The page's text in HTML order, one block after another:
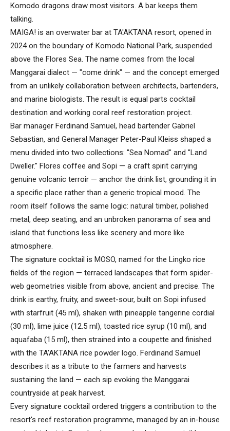
Komodo dragons draw most visitors. A bar keeps them
talking.
MAIGA! is an overwater bar at TA'AKTANA resort, opened in
2024 on the boundary of Komodo National Park, suspended
above the Flores Sea. The name comes from the local
Manggarai dialect — "come drink" — and the concept emerged
from an unlikely collaboration between architects, bartenders,
and marine biologists. The result is equal parts cocktail
destination and working coral reef restoration project.
Bar manager Ferdinand Samuel, head bartender Gabriel
Sebastian, and General Manager Peter-Paul Kleiss shaped a
menu divided into two collections: "Sea Nomad" and "Land
Dweller." Flores coffee and Sopi — a craft spirit carrying
genuine volcanic terroir — anchor the drink list, grounding it in
a specific place rather than a generic tropical mood. The
room itself follows the same logic: natural timber, polished
metal, deep seating, and an unbroken panorama of sea and
island that functions less like scenery and more like
atmosphere.
The signature cocktail is MOSO, named for the Lingko rice
fields of the region — terraced landscapes that form spider-
web geometries visible from above, ancient and precise. The
drink is earthy, fruity, and sweet-sour, built on Sopi infused
with starfruit (45 ml), shaken with pineapple tangerine cordial
(30 ml), lime juice (12.5 ml), toasted rice syrup (10 ml), and
aquafaba (15 ml), then strained into a coupette and finished
with the TA'AKTANA rice powder logo. Ferdinand Samuel
describes it as a tribute to the farmers and harvests
sustaining the land — each sip evoking the Manggarai
countryside at peak harvest.
Every signature cocktail ordered triggers a contribution to the
resort's reef restoration programme, managed by an in-house